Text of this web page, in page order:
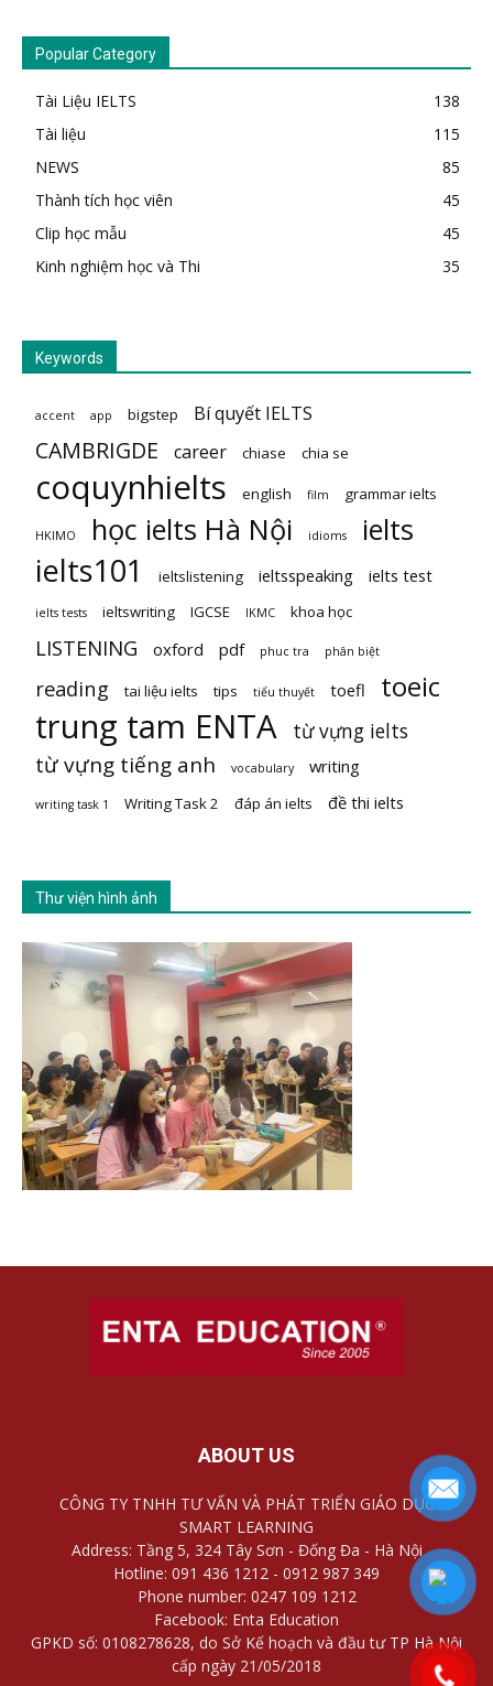
Popular Category
Tài Liệu IELTS
138
Tài liệu
115
NEWS
85
Thành tích học viên
45
Clip học mẫu
45
Kinh nghiệm học và Thi
35
Keywords
accent app bigstep Bí quyết IELTS
CAMBRIGDE career chiase chia se
coquynhielts english film grammar ielts
HKIMO học ielts Hà Nội idioms ielts
ielts101 ieltslistening ieltsspeaking ielts test
ielts tests ieltswriting IGCSE IKMC khoa học
LISTENING oxford pdf phuc tra phân biệt
reading tai liệu ielts tips tiểu thuyết toefl toeic
trung tam ENTA từ vựng ielts
từ vựng tiếng anh vocabulary writing
writing task 1 Writing Task 2 đáp án ielts đề thi ielts
Thư viện hình ảnh
ABOUT US
CÔNG TY TNHH TƯ VẤN VÀ PHÁT TRIỂN GIÁO DỤC
SMART LEARNING
Address: Tầng 5, 324 Tây Sơn - Đống Đa - Hà Nội
Hotline: 091 436 1212 - 0912 987 349
Phone number: 0247 109 1212
Facebook: Enta Education
GPKD số: 0108278628, do Sở Kế hoạch và đầu tư TP Hà Nội
cấp ngày 21/05/2018